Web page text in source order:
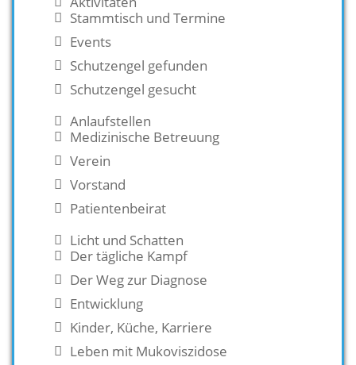
Stammtisch und Termine
Events
Schutzengel gefunden
Schutzengel gesucht
Anlaufstellen
Medizinische Betreuung
Verein
Vorstand
Patientenbeirat
Licht und Schatten
Der tägliche Kampf
Der Weg zur Diagnose
Entwicklung
Kinder, Küche, Karriere
Leben mit Mukoviszidose